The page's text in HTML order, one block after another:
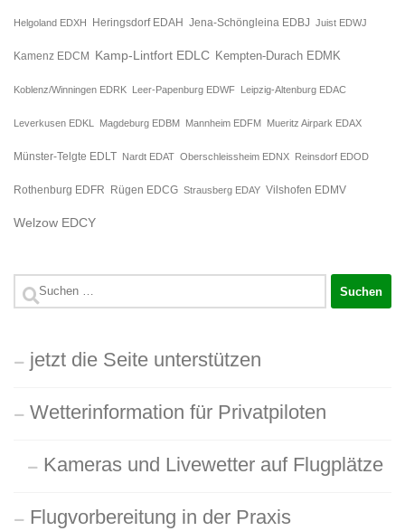
Helgoland EDXH Heringsdorf EDAH Jena-Schöngleina EDBJ Juist EDWJ
Kamenz EDCM Kamp-Lintfort EDLC Kempten-Durach EDMK
Koblenz/Winningen EDRK Leer-Papenburg EDWF Leipzig-Altenburg EDAC
Leverkusen EDKL Magdeburg EDBM Mannheim EDFM Mueritz Airpark EDAX
Münster-Telgte EDLT Nardt EDAT Oberschleissheim EDNX Reinsdorf EDOD
Rothenburg EDFR Rügen EDCG Strausberg EDAY Vilshofen EDMV
Welzow EDCY
Suchen
jetzt die Seite unterstützen
Wetterinformation für Privatpiloten
Kameras und Livewetter auf Flugplätze
Flugvorbereitung in der Praxis